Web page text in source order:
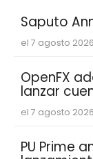
Saputo
el 7 agosto
OpenFX
lanzar
el 7 agosto
PU Prime